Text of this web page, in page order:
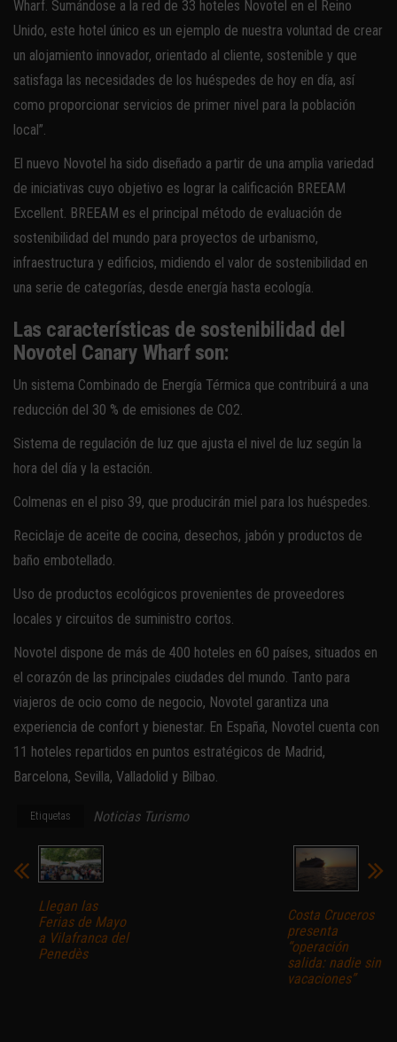
Wharf. Sumándose a la red de 33 hoteles Novotel en el Reino
Unido, este hotel único es un ejemplo de nuestra voluntad de crear
un alojamiento innovador, orientado al cliente, sostenible y que
satisfaga las necesidades de los huéspedes de hoy en día, así
como proporcionar servicios de primer nivel para la población
local”.
El nuevo Novotel ha sido diseñado a partir de una amplia variedad
de iniciativas cuyo objetivo es lograr la calificación BREEAM
Excellent. BREEAM es el principal método de evaluación de
sostenibilidad del mundo para proyectos de urbanismo,
infraestructura y edificios, midiendo el valor de sostenibilidad en
una serie de categorías, desde energía hasta ecología.
Las características de sostenibilidad del
Novotel Canary Wharf son:
Un sistema Combinado de Energía Térmica que contribuirá a una
reducción del 30 % de emisiones de CO2.
Sistema de regulación de luz que ajusta el nivel de luz según la
hora del día y la estación.
Colmenas en el piso 39, que producirán miel para los huéspedes.
Reciclaje de aceite de cocina, desechos, jabón y productos de
baño embotellado.
Uso de productos ecológicos provenientes de proveedores
locales y circuitos de suministro cortos.
Novotel dispone de más de 400 hoteles en 60 países, situados en
el corazón de las principales ciudades del mundo. Tanto para
viajeros de ocio como de negocio, Novotel garantiza una
experiencia de confort y bienestar. En España, Novotel cuenta con
11 hoteles repartidos en puntos estratégicos de Madrid,
Barcelona, Sevilla, Valladolid y Bilbao.
Etiquetas Noticias Turismo
Llegan las
Ferias de Mayo
a Vilafranca del
Penedès
Costa Cruceros
presenta
“operación
salida: nadie sin
vacaciones”